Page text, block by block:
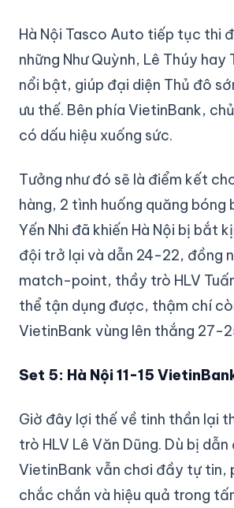
Hà Nội Tasco Auto tiếp tục thi
những Như Quỳnh, Lê Thúy hay
nổi bật, giúp đại diện Thủ đô
ưu thế. Bên phía VietinBank,
có dấu hiệu xuống sức.
Tưởng như đó sẽ là điểm kết
hàng, 2 tình huống quăng bóng
Yến Nhi đã khiến Hà Nội bị bắt
đội trở lại và dẫn 24-22, đồng
match-point, thầy trò HLV
thể tận dụng được, thậm chí
VietinBank vùng lên thắng 27-
Set 5: Hà Nội 11-15
Giờ đây lợi thế về tinh thần lại
trò HLV Lê Văn Dũng. Dù bị
VietinBank vẫn chơi đầy tự tin,
chắc chắn và hiệu quả trong